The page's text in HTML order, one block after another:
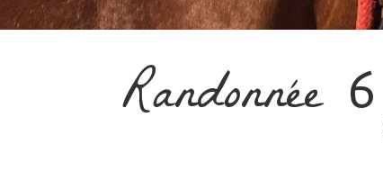
Randonnée 6